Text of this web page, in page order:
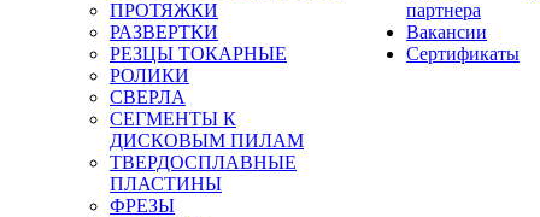
ПРОТЯЖКИ
РАЗВЕРТКИ
РЕЗЦЫ ТОКАРНЫЕ
РОЛИКИ
СВЕРЛА
СЕГМЕНТЫ К
ДИСКОВЫМ ПИЛАМ
ТВЕРДОСПЛАВНЫЕ
ПЛАСТИНЫ
ФРЕЗЫ
партнера
Вакансии
Сертификаты